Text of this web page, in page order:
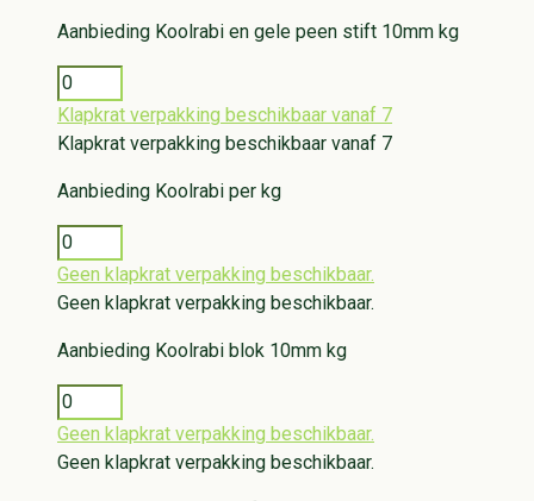
Aanbieding Koolrabi en gele peen stift 10mm kg
Klapkrat verpakking beschikbaar vanaf 7
Klapkrat verpakking beschikbaar vanaf 7
Aanbieding Koolrabi per kg
Geen klapkrat verpakking beschikbaar.
Geen klapkrat verpakking beschikbaar.
Aanbieding Koolrabi blok 10mm kg
Geen klapkrat verpakking beschikbaar.
Geen klapkrat verpakking beschikbaar.